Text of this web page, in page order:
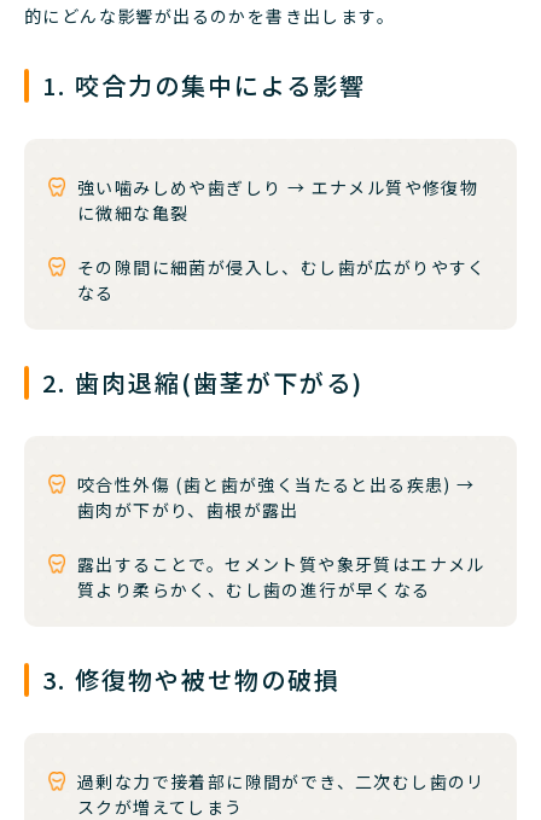
的にどんな影響が出るのかを書き出します。
1. 咬合力の集中による影響
強い噛みしめや歯ぎしり → エナメル質や修復物
に微細な亀裂
その隙間に細菌が侵入し、むし歯が広がりやすく
なる
2. 歯肉退縮(歯茎が下がる)
咬合性外傷 (歯と歯が強く当たると出る疾患) →
歯肉が下がり、歯根が露出
露出することで。セメント質や象牙質はエナメル
質より柔らかく、むし歯の進行が早くなる
3. 修復物や被せ物の破損
過剰な力で接着部に隙間ができ、二次むし歯のリ
スクが増えてしまう